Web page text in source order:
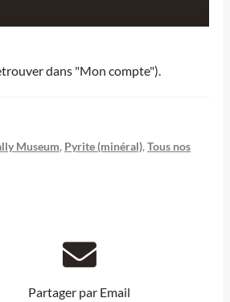
dans "Mon compte").
Museum, Pyrite (minéral), Tous nos
Partager par Email